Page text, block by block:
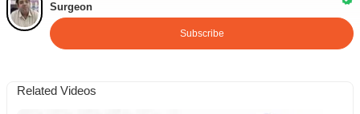
Surgeon
Subscribe
Related Videos